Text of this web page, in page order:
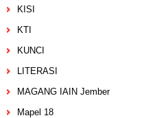
KISI
KTI
KUNCI
LITERASI
MAGANG IAIN Jember
Mapel 18